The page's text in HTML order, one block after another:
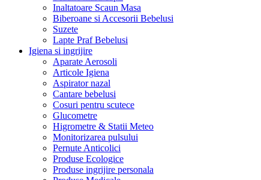
Inaltatoare Scaun Masa
Biberoane si Accesorii Bebelusi
Suzete
Lapte Praf Bebelusi
Igiena si ingrijire
Aparate Aerosoli
Articole Igiena
Aspirator nazal
Cantare bebelusi
Cosuri pentru scutece
Glucometre
Higrometre & Statii Meteo
Monitorizarea pulsului
Pernute Anticolici
Produse Ecologice
Produse ingrijire personala